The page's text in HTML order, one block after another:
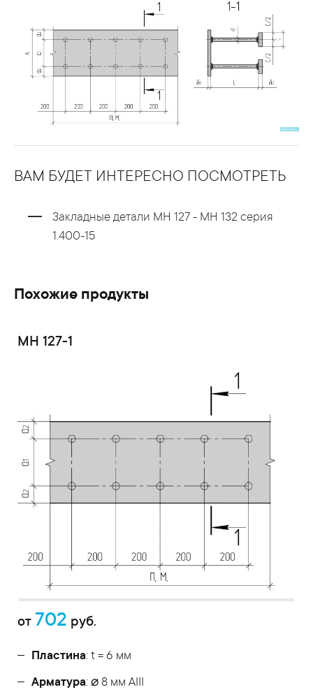
ВАМ БУДЕТ ИНТЕРЕСНО ПОСМОТРЕТЬ
Закладные детали МН 127 - МН 132 серия
1.400-15
Похожие продукты
МН 127-1
от 702 руб.
Пластина: t = 6 мм
Арматура: ⌀ 8 мм АIII